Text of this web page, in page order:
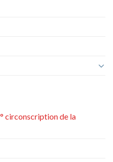
circonscription de la